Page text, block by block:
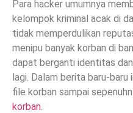
Para hacker umumnya
kelompok kriminal acak di
tidak memperdulikan
menipu banyak korban di
dapat berganti identitas
lagi. Dalam berita baru-
file korban sampai
korban